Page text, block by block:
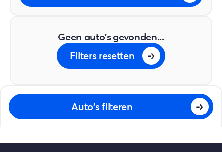
Geen auto's gevonden...
Filters resetten
Auto's filteren